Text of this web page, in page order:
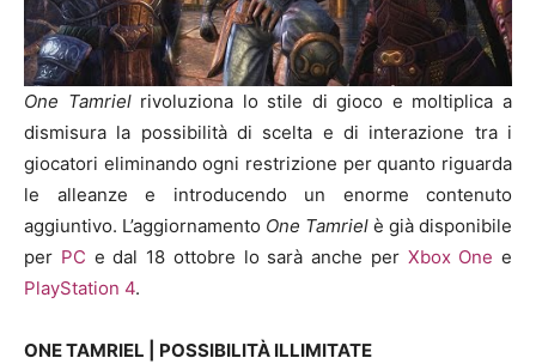
One Tamrielrivoluziona lo stile di gioco e moltiplica a
dismisura la possibilità di scelta e di interazione tra i
giocatori eliminando ogni restrizione per quanto riguarda
le alleanze e introducendo un enorme contenuto
aggiuntivo. L’aggiornamento One Tamriel è già disponibile
per PC e dal 18 ottobre lo sarà anche per Xbox One e
PlayStation 4.
ONE TAMRIEL | POSSIBILITÀ ILLIMITATE